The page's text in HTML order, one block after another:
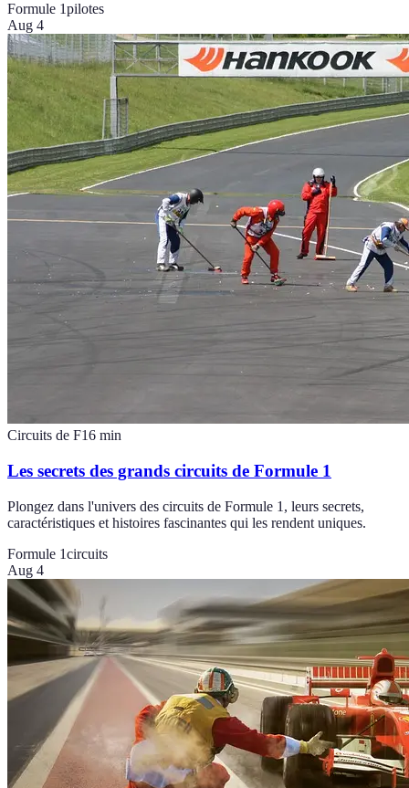
Formule 1pilotes
Aug 4
Circuits de F16 min
Les secrets des grands circuits de Formule 1
Plongez dans l'univers des circuits de Formule 1, leurs secrets,
caractéristiques et histoires fascinantes qui les rendent uniques.
Formule 1circuits
Aug 4